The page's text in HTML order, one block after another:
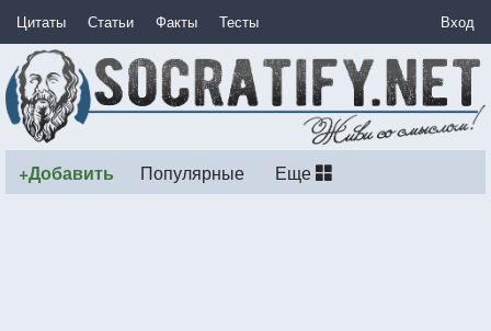
Цитаты Статьи Факты Тесты Вход
+Добавить Популярные Еще